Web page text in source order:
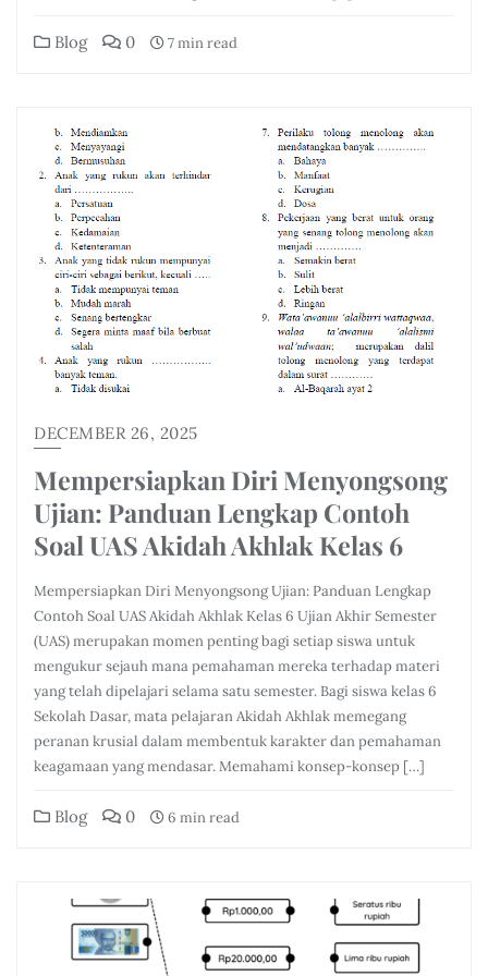
Blog 0 7 min read
DECEMBER 26, 2025
Mempersiapkan Diri Menyongsong
Ujian: Panduan Lengkap Contoh
Soal UAS Akidah Akhlak Kelas 6
Mempersiapkan Diri Menyongsong Ujian: Panduan Lengkap
Contoh Soal UAS Akidah Akhlak Kelas 6 Ujian Akhir Semester
(UAS) merupakan momen penting bagi setiap siswa untuk
mengukur sejauh mana pemahaman mereka terhadap materi
yang telah dipelajari selama satu semester. Bagi siswa kelas 6
Sekolah Dasar, mata pelajaran Akidah Akhlak memegang
peranan krusial dalam membentuk karakter dan pemahaman
keagamaan yang mendasar. Memahami konsep-konsep […]
Blog 0 6 min read